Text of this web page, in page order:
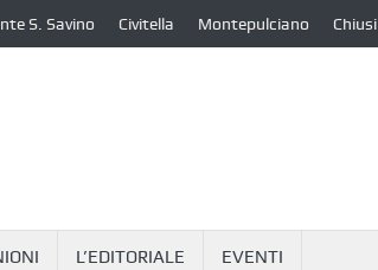
S. Savino Civitella Montepulciano Chiusi
L’EDITORIALE EVENTI